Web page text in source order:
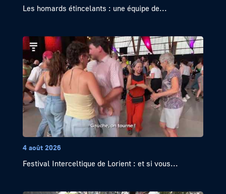
Les homards étincelants : une équipe de...
4 août 2026
Festival Interceltique de Lorient : et si vous...